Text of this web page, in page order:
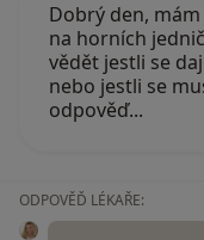
Dobrý den,
na horních
vědět jestli se
nebo jestli se
odpověď...
ODPOVĚĎ LÉKAŘE: